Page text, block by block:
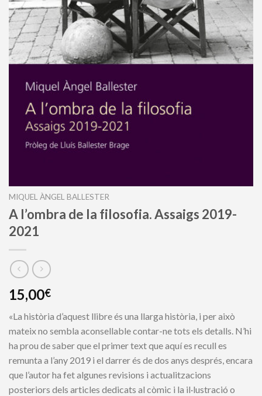
MIQUEL ÀNGEL BALLESTER
A l’ombra de la filosofia. Assaigs 2019-
2021
15,00€
«La història d’aquest llibre és una llarga història, i per això
mateix no sembla aconsellable contar-ne tots els detalls. N’hi
ha prou de saber que el primer text que aquí es recull es
remunta a l’any 2019 i el darrer és de dos anys després, encara
que l’autor ha fet algunes revisions i actualitzacions
posteriors dels articles dedicats al còmic i la il·lustració o